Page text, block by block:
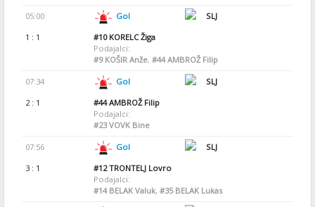
05:00 Gol
SLJ
1 : 1
#10KORELC Žiga
Podajalci:
#9KOŠIR Anže, #44AMBROŽ Filip
07:34 Gol
SLJ
2 : 1
#44AMBROŽ Filip
Podajalci:
#23VOVK Bine
07:56 Gol
SLJ
3 : 1
#12TRONTELJ Lovro
Podajalci:
#14BELAK Valuk, #35BELAK Lukas